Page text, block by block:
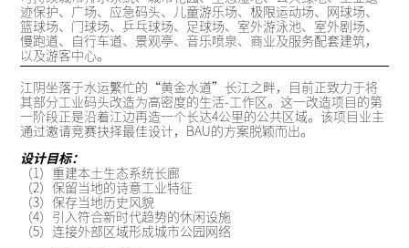
迹保护、广场、应急码头、儿童游乐场、极限运动场、网球场、
篮球场、门球场、乒乓球场、足球场、室外游泳池、室外剧场、
慢跑道、自行车道、景观亭、音乐喷泉、商业及服务配套建筑，
以及游客中心。
江阴坐落于水运繁忙的“黄金水道”长江之畔，目前正致力于将
其部分工业码头改造为高密度的生活-工作区。这一改造项目的第
一阶段正是沿着江边再造一个长达4公里的公共区域。该项目业主
通过邀请竞赛抉择最佳设计，BAU的方案脱颖而出。
设计目标：
（1）重建本土生态系统长廊
（2）保留当地的诗意工业特征
（3）保存当地历史风貌
（4）引入符合新时代趋势的休闲设施
（5）连接外部区域形成城市公园网络